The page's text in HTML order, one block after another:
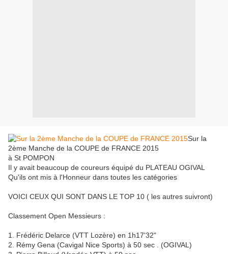
Sur la
2ème Manche de la COUPE de FRANCE 2015
à St POMPON
Il y avait beaucoup de coureurs équipé du PLATEAU OGIVAL
Qu'ils ont mis à l'Honneur dans toutes les catégories
VOICI CEUX QUI SONT DANS LE TOP 10 ( les autres suivront)
Classement Open Messieurs :
1. Frédéric Delarce (VTT Lozère) en 1h17'32"
2. Rémy Gena (Cavigal Nice Sports) à 50 sec . (OGIVAL)